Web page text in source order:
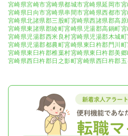
西臼杵郡高千穂町
0
西臼杵郡五ヶ瀬町
0
宮崎県宮崎市宮崎県都城市宮崎県延岡市
宮崎県日向市宮崎県串間市宮崎県西都市
宮崎県北諸県郡三股町宮崎県西諸県郡高原
宮崎県東諸県郡綾町宮崎県児湯郡高鍋町
宮崎県児湯郡西米良村宮崎県児湯郡木城町
宮崎県児湯郡都農町宮崎県東臼杵郡門川町
宮崎県東臼杵郡椎葉村宮崎県東臼杵郡美郷
宮崎県西臼杵郡日之影町宮崎県西臼杵郡